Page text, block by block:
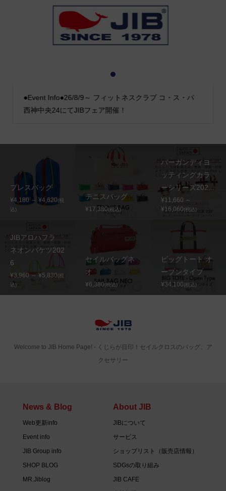
●Event Info●26/8/9～ フィットネスクラブ コ・ス・パ
西神中央24にてJIBフェア開催！
2
プレスバッグ
¥4,180 ～ ¥4,620(税
込)
テニスバッグ
¥17,380(税込)
バーガンディヨ
ッティングカラ
ーシリーズ202...
¥11,660 ～
¥16,060(税込)
JIBアロハフラ
ネオンバケツ202
6
¥3,960 ～ ¥5,830(税
込)
セイルバッグネ
オ
¥6,380(税込)
ビッグトート オ
ープンタイプ
¥34,100(税込)
Welcome to JIB Home Page! ‐ くじらが目印！セイルクロスのバッグ、ア
クセサリー
News & Blog
Web更新info
Event info
JIB Group info
SHOP BLOG
MR.Jiblog
About JIB
JIBについて
サービス
ショップリスト（販売店情報）
SDGsの取り組み
JIB CAFE